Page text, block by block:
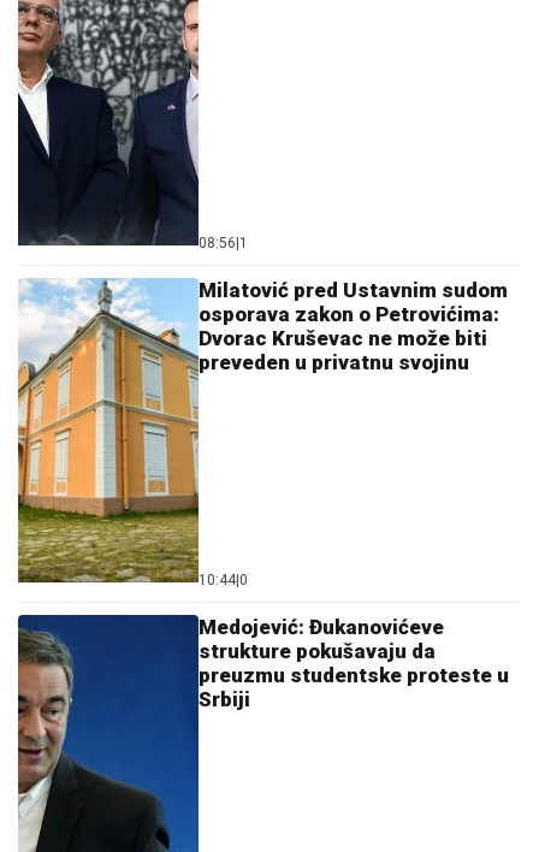
08:56|1
Milatović pred Ustavnim sudom
osporava zakon o Petrovićima:
Dvorac Kruševac ne može biti
preveden u privatnu svojinu
10:44|0
Medojević: Đukanovićeve
strukture pokušavaju da
preuzmu studentske proteste u
Srbiji